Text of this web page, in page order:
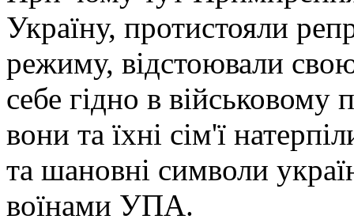
Україну, протистояли
режиму, відстоювали
себе гідно в військовому
вони та їхні сім'ї
та шановні символи
воїнами УПА.